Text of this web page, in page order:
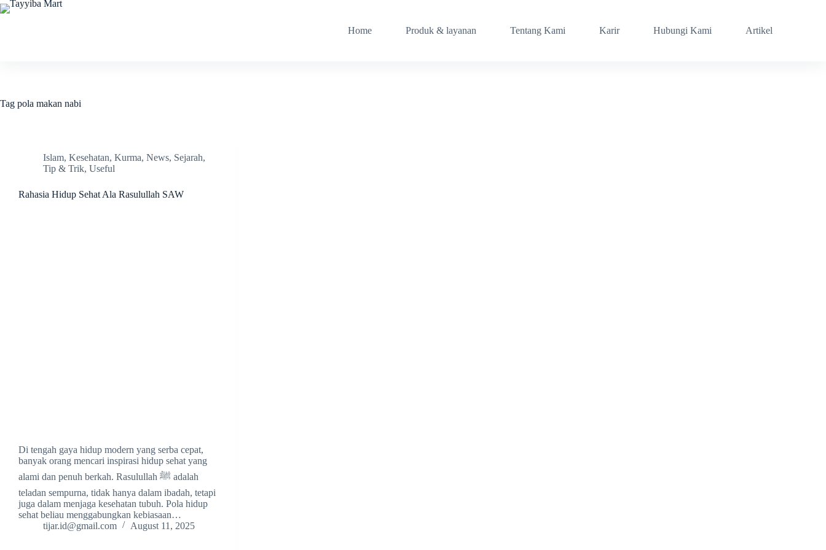
Skip
to
Home Produk & layanan Tentang Kami Karir Hubungi Kami Artikel
Tag pola makan nabi
Islam, Kesehatan, Kurma, News, Sejarah,
Tip & Trik, Useful
Rahasia Hidup Sehat Ala Rasulullah SAW
Di tengah gaya hidup modern yang serba cepat,
banyak orang mencari inspirasi hidup sehat yang
alami dan penuh berkah. Rasulullah ﷺ adalah
teladan sempurna, tidak hanya dalam ibadah, tetapi
juga dalam menjaga kesehatan tubuh. Pola hidup
sehat beliau menggabungkan kebiasaan…
tijar.id@gmail.com
August 11, 2025